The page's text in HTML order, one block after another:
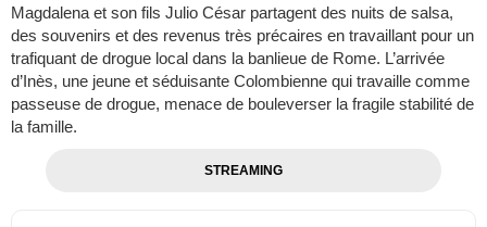
Magdalena et son fils Julio César partagent des nuits de salsa,
des souvenirs et des revenus très précaires en travaillant pour un
trafiquant de drogue local dans la banlieue de Rome. L’arrivée
d’Inès, une jeune et séduisante Colombienne qui travaille comme
passeuse de drogue, menace de bouleverser la fragile stabilité de
la famille.
STREAMING